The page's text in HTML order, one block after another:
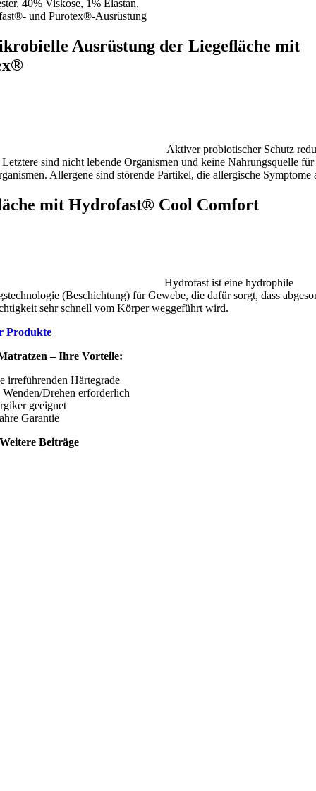
40% Viskose, 1% Elastan,
und Purotex®-Ausrüstung
Ausrüstung der Liegeﬂäche mit
Aktiver probiotischer Schutz
sind nicht lebende Organismen und keine Nahrungsquelle für
Allergene sind störende Partikel, die allergische Symptome
mit Hydrofast® Cool Comfort
Hydrofast ist eine hydrophile
(Beschichtung) für Gewebe, die dafür sorgt, dass
sehr schnell vom Körper weggeführt wird.
Produkte
– Ihre Vorteile:
irreführenden Härtegrade
Wenden/Drehen erforderlich
geeignet
Garantie
Weitere Beiträge